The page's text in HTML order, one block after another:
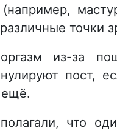
точки
из-за
пост,
ещё.
что